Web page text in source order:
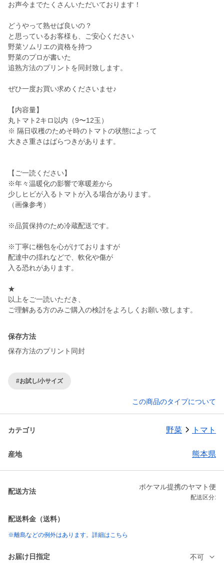
お声今までたくさんいただいております！
どうやって熟せば良いの？
と思っているお客様も、ご安心ください
野菜ソムリエの資格を持つ
野菜のプロが書いた
追熟方法のプリントを同封致します。
ぜひ一度お買い求めくださいませ♪
【内容量】
丸トマト2キロ以内（9〜12玉）
※ 隔日収穫のためそ時のトマトの状態によって
大きさ重さはばらつきがあります。
【ご一読ください】
※年々温暖化の影響で寒暖差から
少しヒビが入るトマトが入る場合があります。
（画像参考）
※品質保持のため冷蔵配送です。
※丁寧に梱包を心がけておりますが
配達中の揺れなどで、軟化や傷が
入る恐れがあります。
★
以上をご一読いただき、
保存方法
保存方法のプリント同封
#お試し/小サイズ
この商品のタイプについて
カテゴリ 野菜 トマト
産地 熊本県
配送方法
ポケマル提携のヤマト便
配送区分:
配送料金（送料）
※離島などの例外はあります。詳細はこちら
お届け日指定 不可